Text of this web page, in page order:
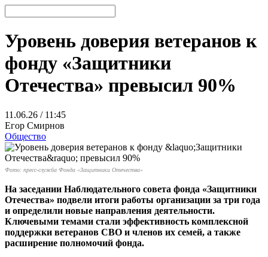
Уровень доверия ветеранов к
фонду «Защитники
Отечества» превысил 90%
11.06.26 / 11:45
Егор Смирнов
Общество
Фото: пресс-служба Фонда «Защитники Отечества»
На заседании Наблюдательного совета фонда «Защитники
Отечества» подвели итоги работы организации за три года
и определили новые направления деятельности.
Ключевыми темами стали эффективность комплексной
поддержки ветеранов СВО и членов их семей, а также
расширение полномочий фонда.